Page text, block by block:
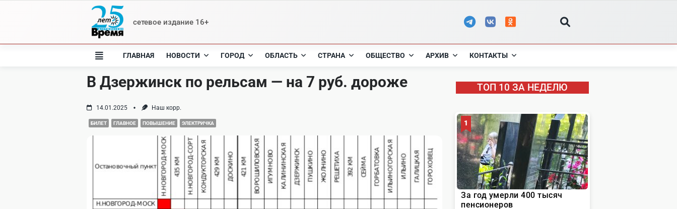
сетевое издание 16+
ГЛАВНАЯ НОВОСТИ ГОРОД ОБЛАСТЬ СТРАНА ОБЩЕСТВО АРХИВ КОНТАКТЫ
В Дзержинск по рельсам — на 7 руб. дороже
14.01.2025 Наш корр.
БИЛЕТ ГЛАВНОЕ ПОВЫШЕНИЕ ЭЛЕКТРИЧКА
ТОП 10 ЗА НЕДЕЛЮ